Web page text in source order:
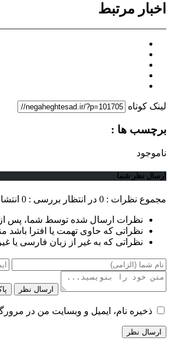
اخبار مرتبط
لینک کوتاه
برچسب ها :
ناموجود
ارسال نظر شما
مجموع نظرات : 0 در انتظار بررسی : 0
نظرات ارسال شده توسط شما، پس از
نظراتی که حاوی تهمت یا افترا باشد
نظراتی که به غیر از زبان فارسی یا
ارسال نظر
ذخیره نام، ایمیل و وبسایت من در